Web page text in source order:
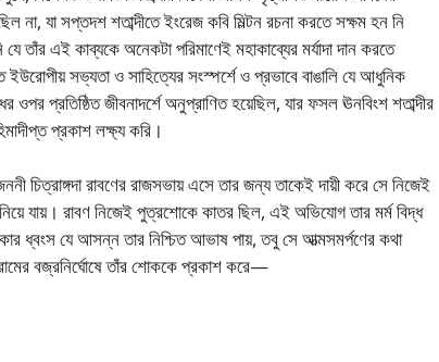
না, যা সপ্তদশ শতাব্দীতে ইংরেজ কবি মিল্টন রচনা করতে সক্ষম হন নি
তাঁর এই কাব্যকে অনেকটা পরিমাণেই মহাকাব্যের মর্যাদা দান করতে
সভ্যতা ও সাহিত্যের সংস্পর্শে ও প্রভাবে বাঙালি যে আধুনিক
ওপর প্রতিষ্ঠিত জীবনাদর্শে অনুপ্রাণিত হয়েছিল, যার ফসল ঊনবিংশ শতাব্দীর
প্রকাশ লক্ষ্য করি।
চিত্রাঙ্গদা রাবণের রাজসভায় এসে তার জন্য তাকেই দায়ী করে সে নিজেই
যায়। রাবণ নিজেই পুত্রশোকে কাতর ছিল, এই অভিযোগ তার মর্ম বিদ্ধ
ধ্বংস যে আসন্ন তার নিশ্চিত আভাষ পায়, তবু সে আত্মসমর্পণের কথা
বজ্রনির্ঘোষে তাঁর শোককে প্রকাশ করে—